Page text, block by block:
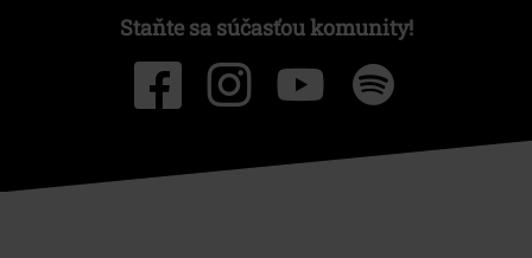
Staňte sa súčasťou komunity!